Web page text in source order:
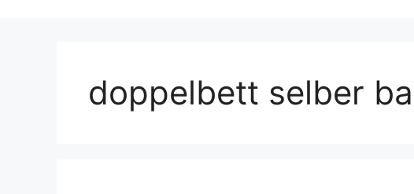
doppelbett selber